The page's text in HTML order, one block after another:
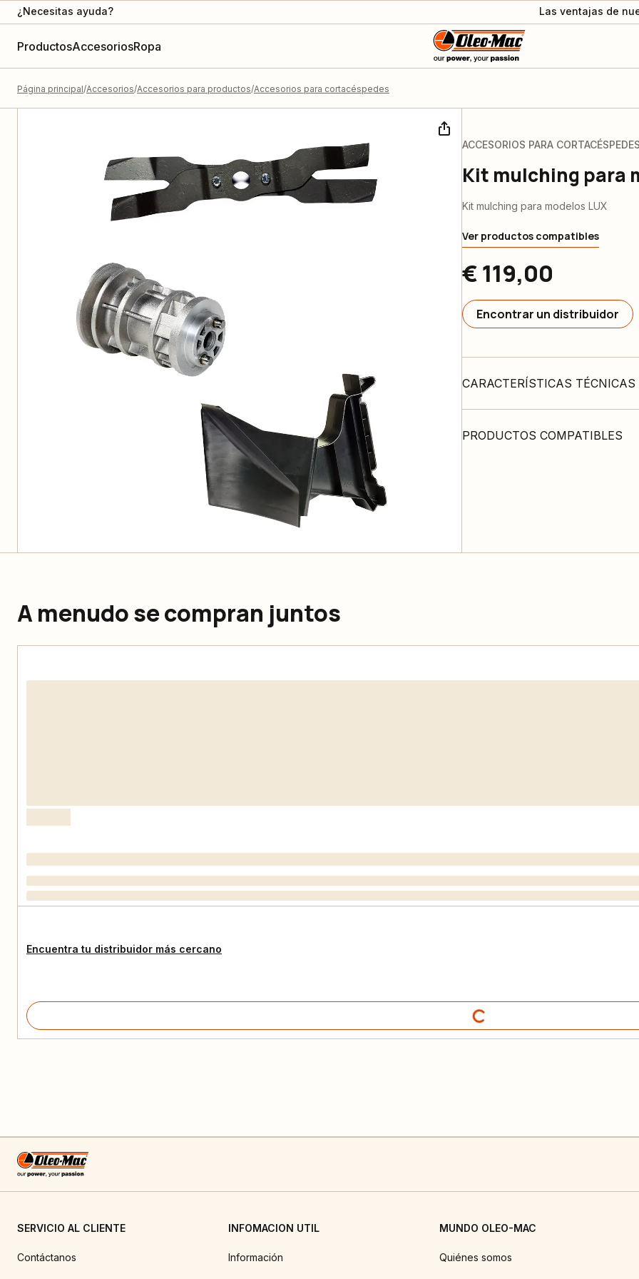
¿Necesitas ayuda? Las ventajas de
ProductosAccesoriosRopa
Página principal Accesorios Accesorios para productos Accesorios para cortacéspedes
ACCESORIOS PARA
Kit mulching para
Kit mulching para modelos LUX
Ver productos compatibles
€ 119,00
Encontrar un distribuidor
CARACTERÍSTICAS TÉCNICAS
PRODUCTOS COMPATIBLES
A menudo se compran juntos
Encuentra tu distribuidor más cercano
SERVICIO AL CLIENTE
Contáctanos
INFOMACION UTIL
Información
MUNDO OLEO-MAC
Quiénes somos